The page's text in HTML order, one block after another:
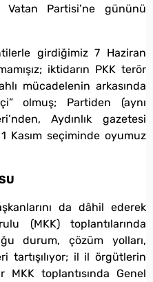
Vatan Partisi’ne gününü
girdiğimiz 7 Haziran
iktidarın PKK terör
mücadelenin arkasında
olmuş; Partiden (aynı
Aydınlık gazetesi
Kasım seçiminde oyumuz
da dâhil ederek
(MKK) toplantılarında
durum, çözüm yolları,
tartışılıyor; il il örgütlerin
toplantısında Genel